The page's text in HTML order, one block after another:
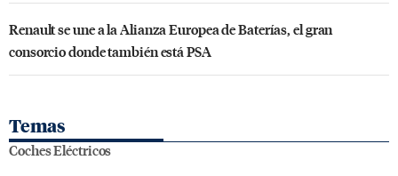
Renault se une a la Alianza Europea de Baterías, el gran
consorcio donde también está PSA
Temas
Coches Eléctricos